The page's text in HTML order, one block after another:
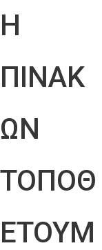
Η
ΠΙΝΑΚ
ΩΝ
ΤΟΠΟΘ
ΕΤΟΥΜ